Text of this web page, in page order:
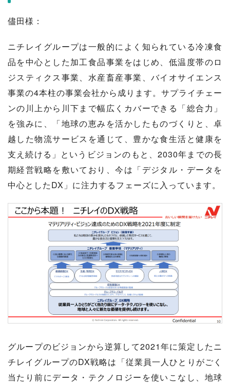
儘田様：
ニチレイグループは一般的によく知られている冷凍食
品を中心とした加工食品事業をはじめ、低温度帯のロ
ジスティクス事業、水産畜産事業、バイオサイエンス
事業の4本柱の事業会社から成ります。サプライチェー
ンの川上から川下まで幅広くカバーできる「総合力」
を強みに、「地球の恵みを活かしたものづくりと、卓
越した物流サービスを通じて、豊かな食生活と健康を
支え続ける」というビジョンのもと、2030年までの長
期経営戦略を敷いており、今は「デジタル・データを
中心としたDX」に注力するフェーズに入っています。
グループのビジョンから逆算して2021年に策定したニ
チレイグループのDX戦略は「従業員一人ひとりがごく
当たり前にデータ・テクノロジーを使いこなし、地球